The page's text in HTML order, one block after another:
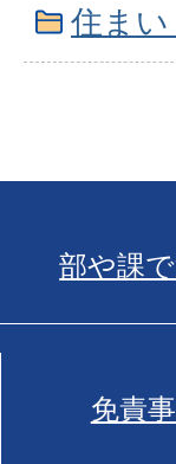
住ま
部や課
免責